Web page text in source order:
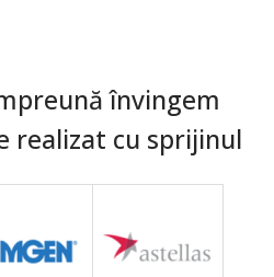
învingem
realizat cu sprijinul